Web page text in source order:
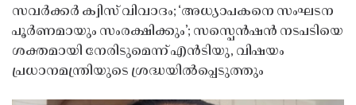
സവർക്കർ ക്വിസ് വിവാദം; ‘അധ്യാപകനെ സംഘടന
പൂർണമായും സംരക്ഷിക്കും’; സസ്പെൻഷൻ നടപടിയെ
ശക്തമായി നേരിടുമെന്ന് എൻടിയു, വിഷയം
പ്രധാനമന്ത്രിയുടെ ശ്രദ്ധയിൽപ്പെടുത്തും